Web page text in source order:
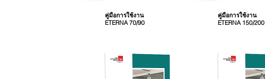
คู่มือการใช้งาน
ETERNA 70/90
คู่มือการใช้งาน
ETERNA 150/200